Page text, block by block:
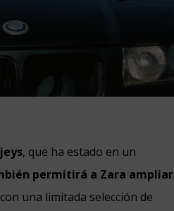
, que ha estado en un
permitirá a Zara ampliar
una limitada selección de